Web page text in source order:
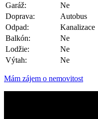
Garáž:
Ne
Doprava:
Autobus
Odpad:
Kanalizace
Balkón:
Ne
Lodžie:
Ne
Výtah:
Ne
Mám zájem o nemovitost